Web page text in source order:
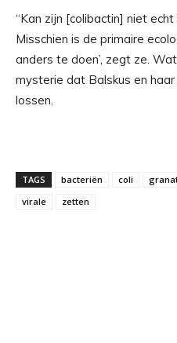
“Kan zijn [colibactin] niet
Misschien is de primaire
anders te doen’, zegt ze.
mysterie dat Balskus en
lossen.
TAGS bacteriën coli
virale
zetten